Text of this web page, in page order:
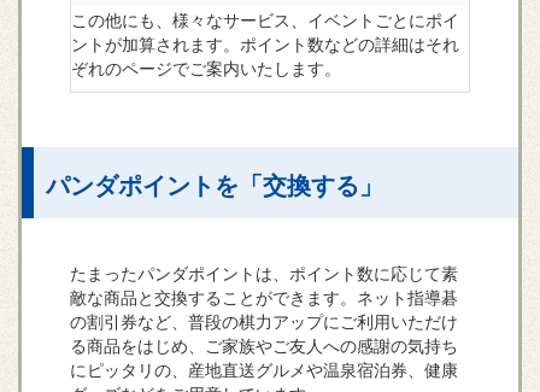
この他にも、様々なサービス、イベントごとにポイ
ントが加算されます。ポイント数などの詳細はそれ
ぞれのページでご案内いたします。
パンダポイントを「交換する」
たまったパンダポイントは、ポイント数に応じて素
敵な商品と交換することができます。ネット指導碁
の割引券など、普段の棋力アップにご利用いただけ
る商品をはじめ、ご家族やご友人への感謝の気持ち
にピッタリの、産地直送グルメや温泉宿泊券、健康